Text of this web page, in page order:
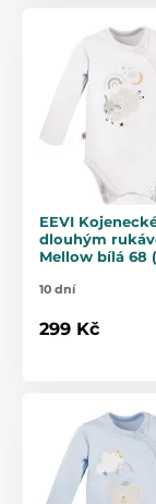
EEVI
dlouhým
Mellow bílá 68
10 dní
299 Kč